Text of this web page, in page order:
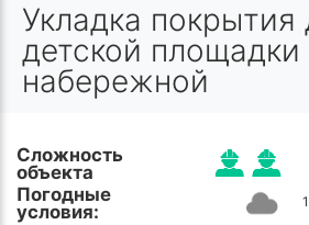
Укладка покрытия
детской площадки
набережной
Сложность
объекта
Погодные
условия: